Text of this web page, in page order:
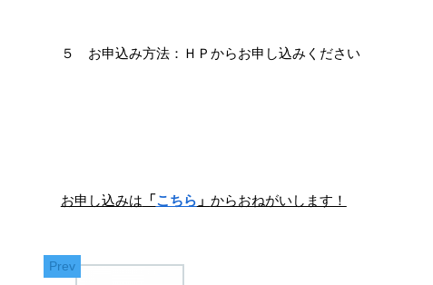
５ お申込み方法：ＨＰからお申し込みください
お申し込みは 「こちら 」 からおねがいします！